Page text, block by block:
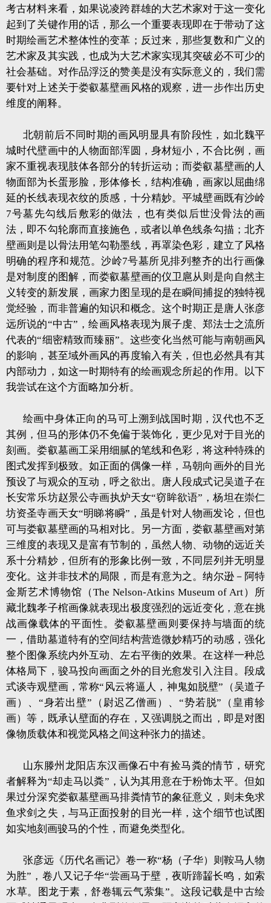
考古材料来看，如果说凌跨群雄的大艺术家对于这一变化
起到了关键作用的话，那么一个重要表现即在于带动了这
时期绘画艺术整体性的变革；反过来，那些复数和广义的
艺术家及其实践，也成为大艺术家实现其突破必不可少的
社会基础。对作品浮泛的赞美是没有实际意义的，我们需
要针对上述关于娄叡墓壁画风格的观察，进一步作出历史
维度的阐释。
北朝前后不同时期的画风明显具有阶段性，如北魏平
城时代壁画中的人物面部浑圆，身材短小，不合比例，画
家不重视表现肢体各部分的转折运动；而娄叡墓壁画的人
物面部为长蛋形脸，形体修长，结构准确，画家以屈曲绵
延的长线表现衣纹的质感，十分精妙。平城壁画既有沙岭
7号墓先勾线后敷彩的做法，也有类似后世没骨法的画
法，即不勾轮廓而直接施色，或者以单色线条勾描；北齐
壁画则是以骨法用笔勾勒墨线，再罩染色彩，建立了风格
明确的程序和规范。沙岭7号墓所见排列整齐的出行画像
是对制度的图解，而娄叡墓壁画的仪卫扈从则是向自然主
义转变的新发展，画家力图呈现的是在瞬间捕捉的独特视
觉经验，而非普遍的知识和概念。这个时期正是唐人张彦
远所说的“中古”，绘画风格表现为展子虔、郑法士之流所
代表的“细密精致而臻丽”。这些变化当然可能与南朝画风
的影响，甚至域外画风的再度输入有关，但也必然具有其
内部动力，如这一时期特有的绘画观念所起的作用。以下
我尝试在这个方面略加分析。
绘画中身体正向的马可上溯到战国时期，汉代也不乏
其例，但马的形体仍不免偏于装饰化，更少见对于目光的
刻画。娄叡墓画工采用细腻的笔线和色彩，将这种特殊的
图式发挥到极致。如正面的偶像一样，马朝向画外的目光
预设了与观众的互动，呼之欲出。唐人段成式记吴道子在
长安常乐坊赵景公寺画执炉天女“窃眸欲语”，杨坦在崇仁
坊资圣寺画天女“明睇将瞬”，虽是针对人物画发论，但也
可与娄叡墓壁画的马相对比。另一方面，娄叡墓壁画对第
三维度的表现又是富有节制的，虽然人物、动物的远近关
系十分精妙，但所有的形象比例一致，不同层列并无明显
变化。这并非技术的局限，而是有意为之。纳尔逊－阿特
金斯艺术博物馆（The Nelson-Atkins Museum of Art）所
藏北魏孝子棺画像就表现出极度强烈的远近变化，意在挑
战画像载体的平面性。娄叡墓壁画则要保持与墙面的统
一，借助墓道特有的空间结构营造微妙精巧的动感，强化
整个图像系统内外互动、左右平衡的效果。在这样一种总
体格局下，骏马投向画面之外的目光愈发引入注目。段成
式谈寺观壁画，常称“风云将逼人，神鬼如脱壁”（吴道子
画）、“身若出壁”（尉迟乙僧画）、“势若脱”（皇甫轸
画）等，既承认壁面的存在，又强调脱之而出，即是对图
像物质载体和视觉风格之间这种张力的描述。
山东滕州龙阳店东汉画像石中有捡马粪的情节，研究
者解释为“却走马以粪”，认为其用意在于粉饰太平。但如
果过分深究娄叡墓壁画马排粪情节的象征意义，则未免求
鱼求剑之失，与马正面投射的目光一样，这个细节也试图
如实地刻画骏马的个性，而避免类型化。
张彦远《历代名画记》卷一称“杨（子华）则鞍马人物
为胜”，卷八又记子华“尝画马于壁，夜听蹄齧长鸣，如索
水草。图龙于素，舒卷辄云气萦集”。这段记载是中古绘